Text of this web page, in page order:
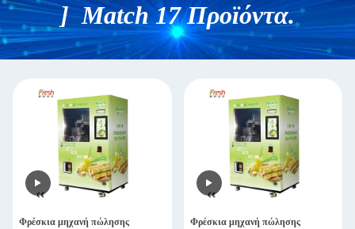
] Match 17 Προϊόντα.
Φρέσκια μηχανή πώλησης
Φρέσκια μηχανή πώλησης